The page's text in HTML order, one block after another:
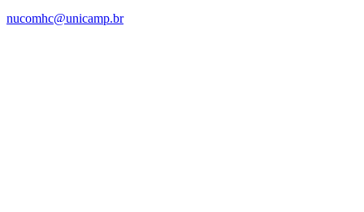
nucomhc@unicamp.br